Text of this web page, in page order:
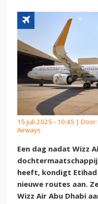
15 juli 2025 - 10:45 | Door:
Airways
Een dag nadat Wizz
heeft, kondigt
nieuwe routes aan.
Wizz Air Abu Dhabi